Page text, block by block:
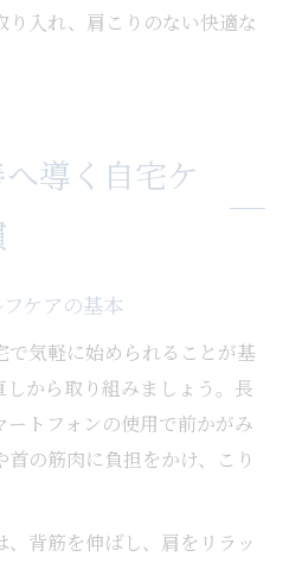
り入れ、肩こりのない快適な
導く自宅ケ
ケアの基本
気軽に始められることが基
から取り組みましょう。長
トフォンの使用で前かがみ
の筋肉に負担をかけ、こり
背筋を伸ばし、肩をリラッ